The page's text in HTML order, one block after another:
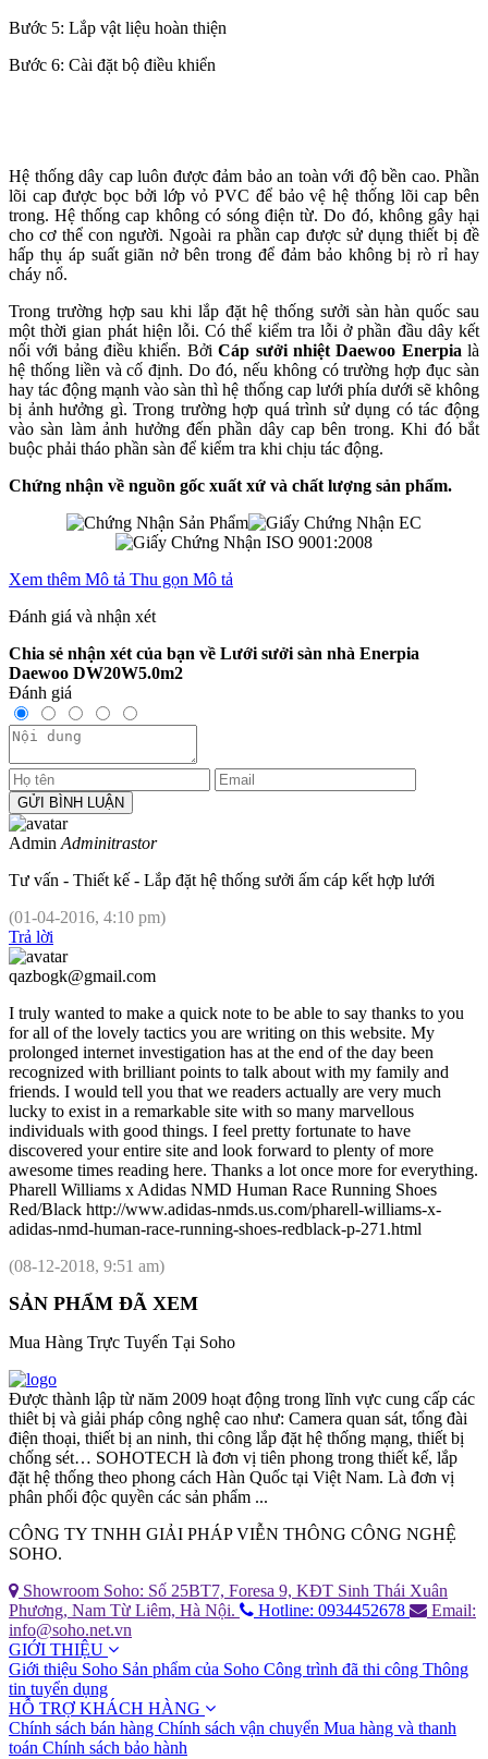
Bước 5: Lắp vật liệu hoàn thiện
Bước 6: Cài đặt bộ điều khiển
Hệ thống dây cap luôn được đảm bảo an toàn với độ bền cao. Phần
lõi cap được bọc bởi lớp vỏ PVC để bảo vệ hệ thống lõi cap bên
trong. Hệ thống cap không có sóng điện từ. Do đó, không gây hại
cho cơ thể con người. Ngoài ra phần cap được sử dụng thiết bị đề
hấp thụ áp suất giãn nở bên trong để đảm bảo không bị rò rỉ hay
cháy nổ.
Trong trường hợp sau khi lắp đặt hệ thống sưởi sàn hàn quốc sau
một thời gian phát hiện lỗi. Có thể kiểm tra lỗi ở phần đầu dây kết
nối với bảng điều khiển. BởiCáp sưởi nhiệt Daewoo Enerpialà
hệ thống liền và cố định. Do đó, nếu không có trường hợp đục sàn
hay tác động mạnh vào sàn thì hệ thống cap lưới phía dưới sẽ không
bị ảnh hưởng gì. Trong trường hợp quá trình sử dụng có tác động
vào sàn làm ảnh hưởng đến phần dây cap bên trong. Khi đó bắt
buộc phải tháo phần sàn để kiểm tra khi chịu tác động.
Chứng nhận về nguồn gốc xuất xứ và chất lượng sản phẩm.
Xem thêm Mô tả Thu gọn Mô tả
Đánh giá và nhận xét
Chia sẻ nhận xét của bạn về Lưới sưởi sàn nhà Enerpia
Daewoo DW20W5.0m2
Đánh giá
Admin Adminitrastor
Tư vấn - Thiết kế - Lắp đặt hệ thống sưởi ấm cáp kết hợp lưới
(01-04-2016, 4:10 pm)
Trả lời
qazbogk@gmail.com
I truly wanted to make a quick note to be able to say thanks to you
for all of the lovely tactics you are writing on this website. My
prolonged internet investigation has at the end of the day been
recognized with brilliant points to talk about with my family and
friends. I would tell you that we readers actually are very much
lucky to exist in a remarkable site with so many marvellous
individuals with good things. I feel pretty fortunate to have
discovered your entire site and look forward to plenty of more
awesome times reading here. Thanks a lot once more for everything.
Pharell Williams x Adidas NMD Human Race Running Shoes
Red/Black http://www.adidas-nmds.us.com/pharell-williams-x-
adidas-nmd-human-race-running-shoes-redblack-p-271.html
(08-12-2018, 9:51 am)
SẢN PHẨM ĐÃ XEM
Mua Hàng Trực Tuyến Tại Soho
Được thành lập từ năm 2009 hoạt động trong lĩnh vực cung cấp các
thiêt bị và giải pháp công nghệ cao như: Camera quan sát, tổng đài
điện thoại, thiết bị an ninh, thi công lắp đặt hệ thống mạng, thiết bị
chống sét… SOHOTECH là đơn vị tiên phong trong thiết kế, lắp
đặt hệ thống theo phong cách Hàn Quốc tại Việt Nam. Là đơn vị
phân phối độc quyền các sản phẩm ...
CÔNG TY TNHH GIẢI PHÁP VIỄN THÔNG CÔNG NGHỆ
SOHO.
Showroom Soho: Số 25BT7, Foresa 9, KĐT Sinh Thái Xuân
Phương, Nam Từ Liêm, Hà Nội.
Hotline: 0934452678
Email:
info@soho.net.vn
GIỚI THIỆU
Giới thiệu Soho Sản phẩm của Soho Công trình đã thi công Thông
tin tuyển dụng
HỖ TRỢ KHÁCH HÀNG
Chính sách bán hàng Chính sách vận chuyển Mua hàng và thanh
toán Chính sách bảo hành